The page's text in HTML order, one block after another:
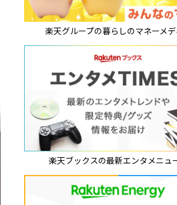
楽天グループの暮らしのマネーメ
楽天ブックスの最新エンタメニュ